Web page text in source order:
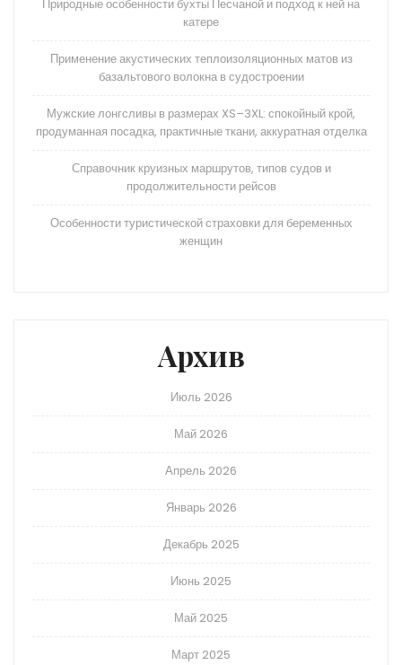
Природные особенности бухты Песчаной и подход к ней на
катере
Применение акустических теплоизоляционных матов из
базальтового волокна в судостроении
Мужские лонгсливы в размерах XS–3XL: спокойный крой,
продуманная посадка, практичные ткани, аккуратная отделка
Справочник круизных маршрутов, типов судов и
продолжительности рейсов
Особенности туристической страховки для беременных
женщин
Архив
Июль 2026
Май 2026
Апрель 2026
Январь 2026
Декабрь 2025
Июнь 2025
Май 2025
Март 2025